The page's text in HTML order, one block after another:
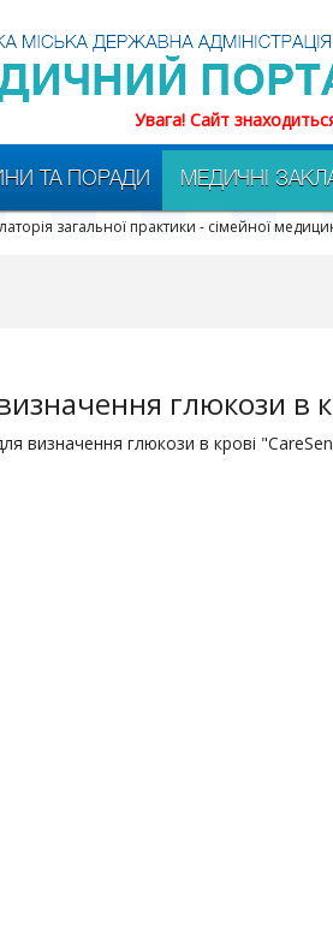
Увага! Сайт
ТА ПОРАДИ МЕДИЧНІ
загальної практики - сімейної
глюкози в
визначення глюкози в крові